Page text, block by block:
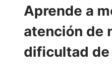
Aprende a
atención de
dificultad